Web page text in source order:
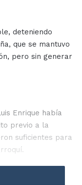
deteniendo
que se mantuvo
pero sin generar
Enrique había
previo a la
suficientes para
en Madrid, fue